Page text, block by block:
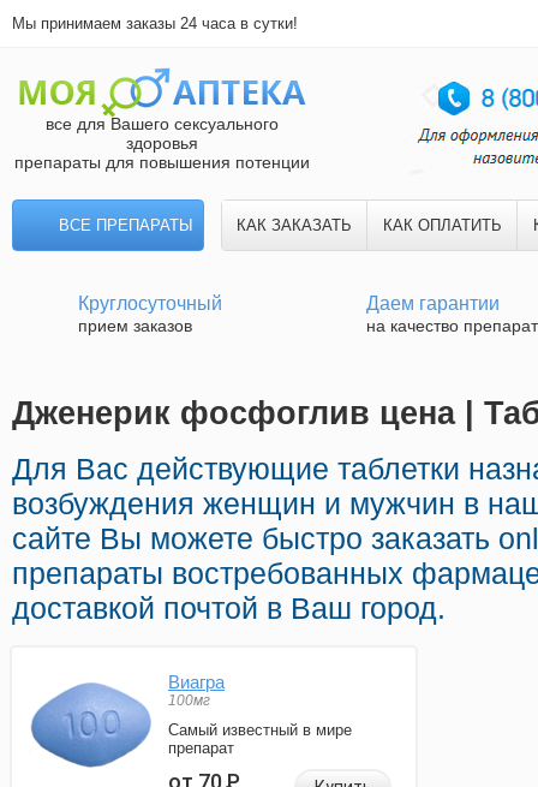
Мы принимаем заказы 24 часа в сутки!
все для Вашего сексуального
здоровья
препараты для повышения потенции
ВСЕ ПРЕПАРАТЫ КАК ЗАКАЗАТЬ КАК ОПЛАТИТЬ
Круглосуточный
прием заказов
Даем гарантии
на качество
Дженерик фосфоглив цена |
Для Вас действующие таблетки
возбуждения женщин и мужчин в
сайте Вы можете быстро заказать
препараты востребованных
доставкой почтой в Ваш город.
Виагра
100мг
Самый известный в мире
препарат